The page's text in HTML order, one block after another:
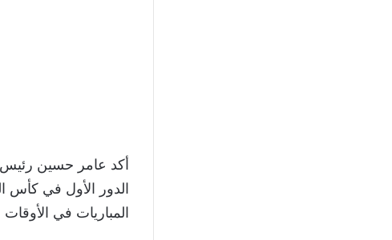
أكد عامر حسين رئيس
الدور الأول في كأس
المباريات في